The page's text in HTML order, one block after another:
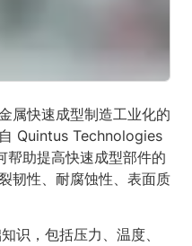
属快速成型制造工业化的
Quintus Technologies
帮助提高快速成型部件的
韧性、耐腐蚀性、表面质
识，包括压力、温度、